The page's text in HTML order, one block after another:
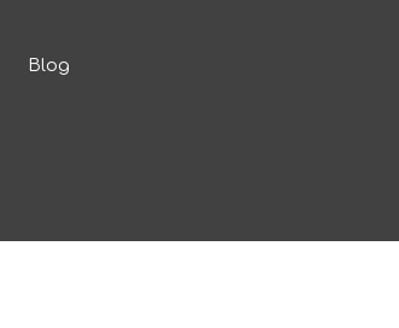
Blog